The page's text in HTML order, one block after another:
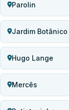
Parolin
Jardim Botânico
Hugo Lange
Mercês